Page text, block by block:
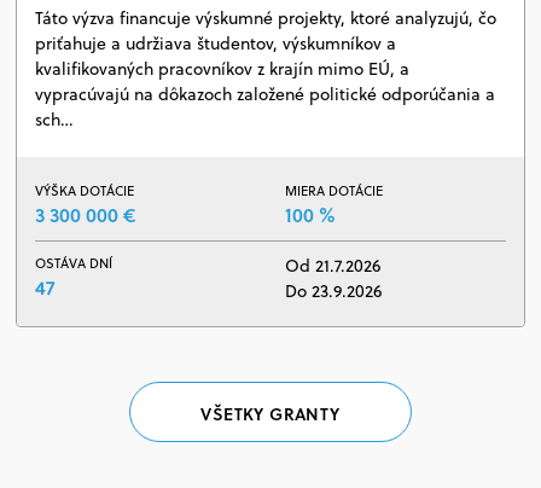
Táto výzva financuje výskumné projekty, ktoré analyzujú, čo
priťahuje a udržiava študentov, výskumníkov a
kvalifikovaných pracovníkov z krajín mimo EÚ, a
vypracúvajú na dôkazoch založené politické odporúčania a
sch…
VÝŠKA DOTÁCIE
3 300 000 €
MIERA DOTÁCIE
100 %
OSTÁVA DNÍ
47
Od 21.7.2026
Do 23.9.2026
VŠETKY GRANTY